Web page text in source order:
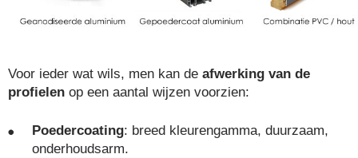
Voor ieder wat wils, men kan de afwerking van de
profielen op een aantal wijzen voorzien:
Poedercoating: breed kleurengamma, duurzaam,
onderhoudsarm.